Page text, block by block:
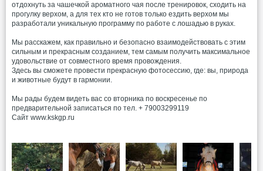
отдохнуть за чашечкой ароматного чая после тренировок, сходить на
прогулку верхом, а для тех кто не готов только ездить верхом мы
разработали уникальную программу по работе с лошадью в руках.
Мы расскажем, как правильно и безопасно взаимодействовать с этим
сильным и прекрасным созданием, тем самым получить максимальное
удовольствие от совместного время провождения.
Здесь вы сможете провести прекрасную фотосессию, где: вы, природа
и животные будут в гармонии.
Мы рады будем видеть вас cо вторника по воскресенье по
предварительной записаться по тел. + 79003299119
Сайт www.kskgp.ru